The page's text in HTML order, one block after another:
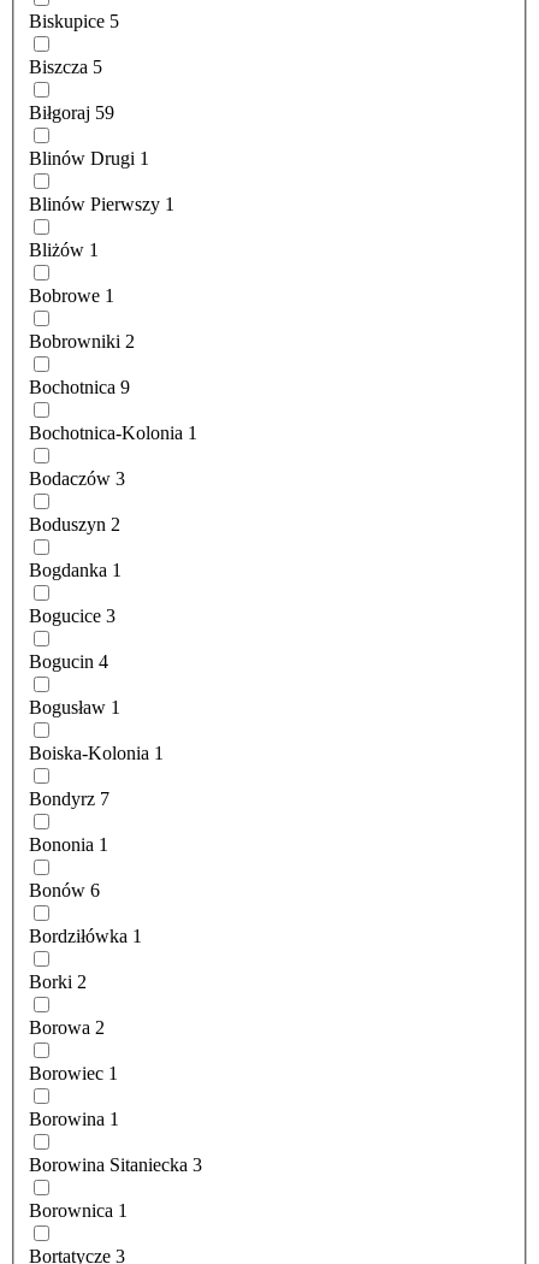
Biskupice 5
Biszcza 5
Biłgoraj 59
Blinów Drugi 1
Blinów Pierwszy 1
Bliżów 1
Bobrowe 1
Bobrowniki 2
Bochotnica 9
Bochotnica-Kolonia 1
Bodaczów 3
Boduszyn 2
Bogdanka 1
Bogucice 3
Bogucin 4
Bogusław 1
Boiska-Kolonia 1
Bondyrz 7
Bononia 1
Bonów 6
Bordziłówka 1
Borki 2
Borowa 2
Borowiec 1
Borowina 1
Borowina Sitaniecka 3
Borownica 1
Bortatycze 3